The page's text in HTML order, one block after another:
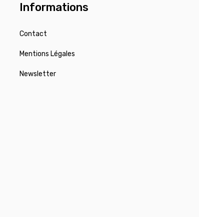
Informations
Contact
Mentions Légales
Newsletter